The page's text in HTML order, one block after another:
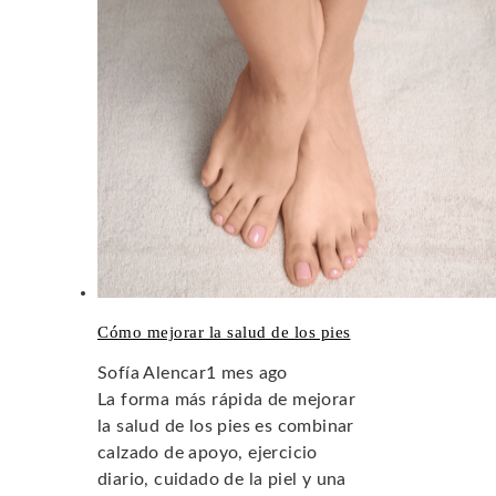
Cómo mejorar la salud de los pies
Sofía Alencar1 mes ago
La forma más rápida de mejorar
la salud de los pies es combinar
calzado de apoyo, ejercicio
diario, cuidado de la piel y una